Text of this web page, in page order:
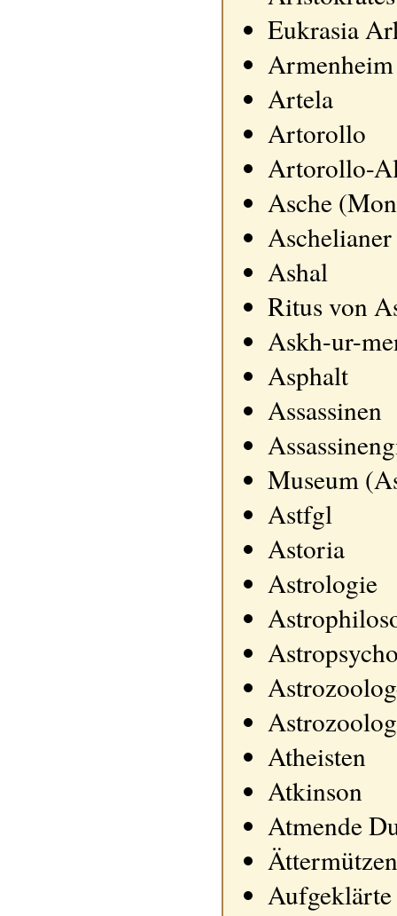
Eukrasia
Artela
Artorollo
Artorollo-
Asche
Aschelianer
Ashal
Ritus von
Askh-ur-
Asphalt
Assassinen
Museum
Astfgl
Astoria
Astrologie
Atheisten
Atkinson
Atmende